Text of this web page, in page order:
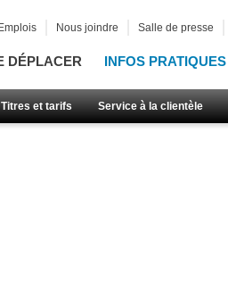
DÉPLACER INFOS PRATIQUES
Titres et tarifs Service à la clientèle
Emplois Nous joindre Salle de presse